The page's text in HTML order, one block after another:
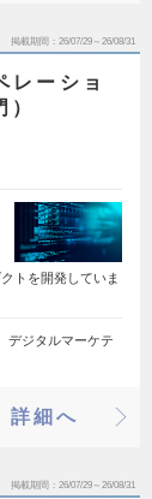
掲載期間 26/07/29～26/08/31
レーショ
トを開発していま
デジタルマーケテ
詳細へ
掲載期間 26/07/29～26/08/31